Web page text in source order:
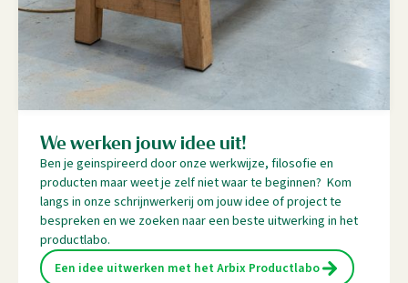
We werken jouw idee uit!
Ben je geinspireerd door onze werkwijze, filosofie en
producten maar weet je zelf niet waar te beginnen? Kom
langs in onze schrijnwerkerij om jouw idee of project te
bespreken en we zoeken naar een beste uitwerking in het
productlabo.
Een idee uitwerken met het Arbix Productlabo